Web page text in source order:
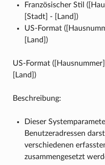
Französischer Stil
[Stadt] - [Land])
US-Format
[Land])
US-Format
[Land])
Beschreibung:
Dieser
Benutzeradressen
verschiedenen
zusammengesetzt